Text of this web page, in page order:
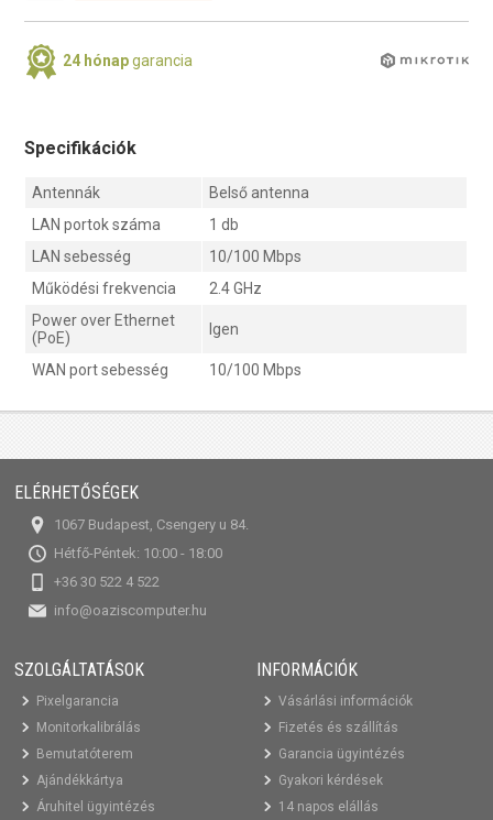
24 hónapgarancia
Specifikációk
Antennák
Belső antenna
LAN portok száma
1 db
LAN sebesség
10/100 Mbps
Működési frekvencia
2.4 GHz
Power over Ethernet
(PoE)
Igen
WAN port sebesség 10/100 Mbps
ELÉRHETŐSÉGEK
1067 Budapest, Csengery u 84.
Hétfő-Péntek: 10:00 - 18:00
+36 30 522 4 522
info@oaziscomputer.hu
SZOLGÁLTATÁSOK
Pixelgarancia
Monitorkalibrálás
Bemutatóterem
Ajándékkártya
Áruhitel ügyintézés
INFORMÁCIÓK
Vásárlási információk
Fizetés és szállítás
Garancia ügyintézés
Gyakori kérdések
14 napos elállás